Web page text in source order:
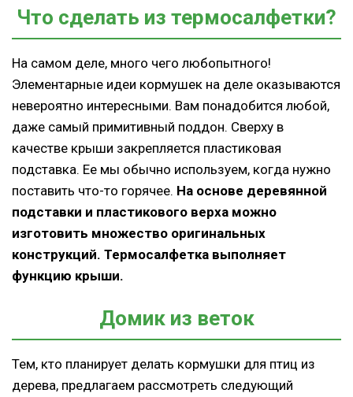
Что сделать из термосалфетки?
На самом деле, много чего любопытного!
Элементарные идеи кормушек на деле оказываются
невероятно интересными. Вам понадобится любой,
даже самый примитивный поддон. Сверху в
качестве крыши закрепляется пластиковая
подставка. Ее мы обычно используем, когда нужно
поставить что-то горячее. На основе деревянной
подставки и пластикового верха можно
изготовить множество оригинальных
конструкций. Термосалфетка выполняет
функцию крыши.
Домик из веток
Тем, кто планирует делать кормушки для птиц из
дерева, предлагаем рассмотреть следующий